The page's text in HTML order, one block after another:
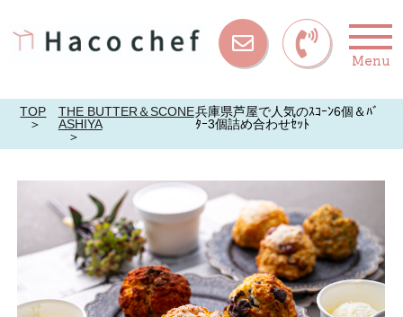
お問い合
Menu
TOP
THE BUTTER＆SCONE
ASHIYA
兵庫県芦屋で人気のｽｺｰﾝ6個＆ﾊﾞ
ﾀｰ3個詰め合わせｾｯﾄ